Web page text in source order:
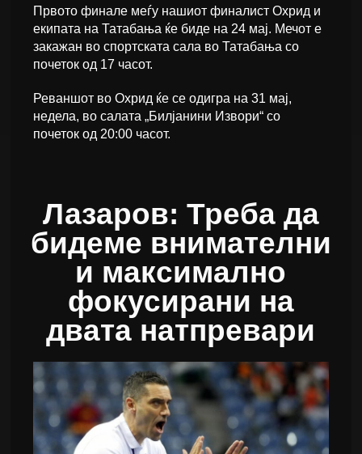
Првото финале меѓу нашиот финалист Охрид и
екипата на Татабања ќе биде на 24 мај. Мечот е
закажан во спортската сала во Татабања со
почеток од 17 часот.
Реваншот во Охрид ќе се одигра на 31 мај,
недела, во салата „Билјанини Извори“ со
почеток од 20:00 часот.
Лазаров: Треба да
бидеме внимателни
и максимално
фокусирани на
двата натпревари